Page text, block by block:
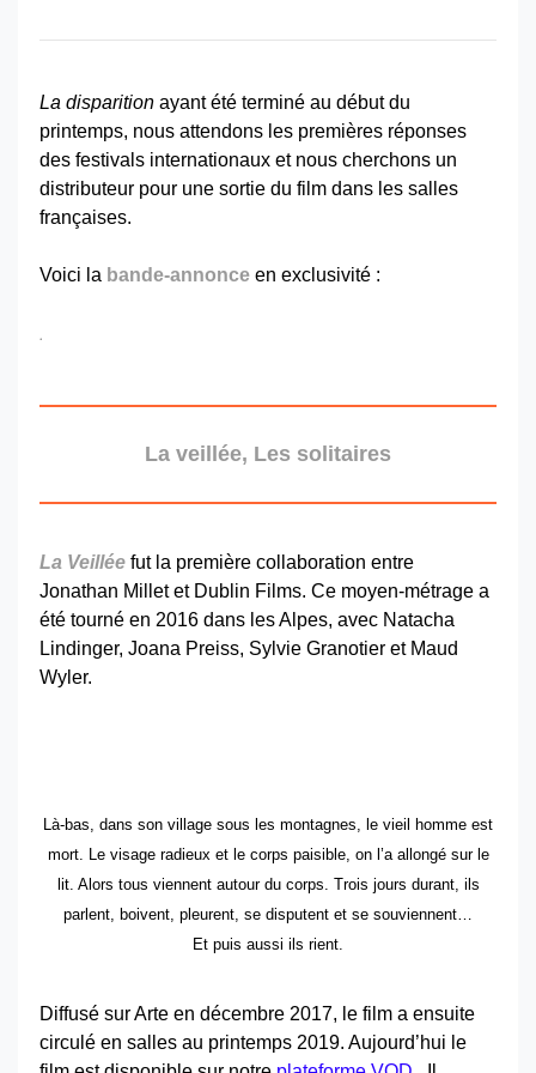
La disparition ayant été terminé au début du
printemps, nous attendons les premières réponses
des festivals internationaux et nous cherchons un
distributeur pour une sortie du film dans les salles
françaises.
Voici la bande-annonce en exclusivité :
La veillée, Les solitaires
La Veillée fut la première collaboration entre
Jonathan Millet et Dublin Films. Ce moyen-métrage a
été tourné en 2016 dans les Alpes, avec Natacha
Lindinger, Joana Preiss, Sylvie Granotier et Maud
Wyler.
Là-bas, dans son village sous les montagnes, le vieil homme est
mort. Le visage radieux et le corps paisible, on l’a allongé sur le
lit. Alors tous viennent autour du corps. Trois jours durant, ils
parlent, boivent, pleurent, se disputent et se souviennent…
Et puis aussi ils rient.
Diffusé sur Arte en décembre 2017, le film a ensuite
circulé en salles au printemps 2019. Aujourd’hui le